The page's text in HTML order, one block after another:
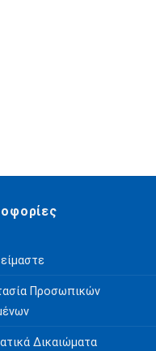
Προσωπικών
Δικαιώματα